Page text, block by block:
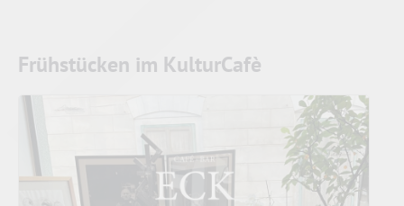
Frühstücken im KulturCafè